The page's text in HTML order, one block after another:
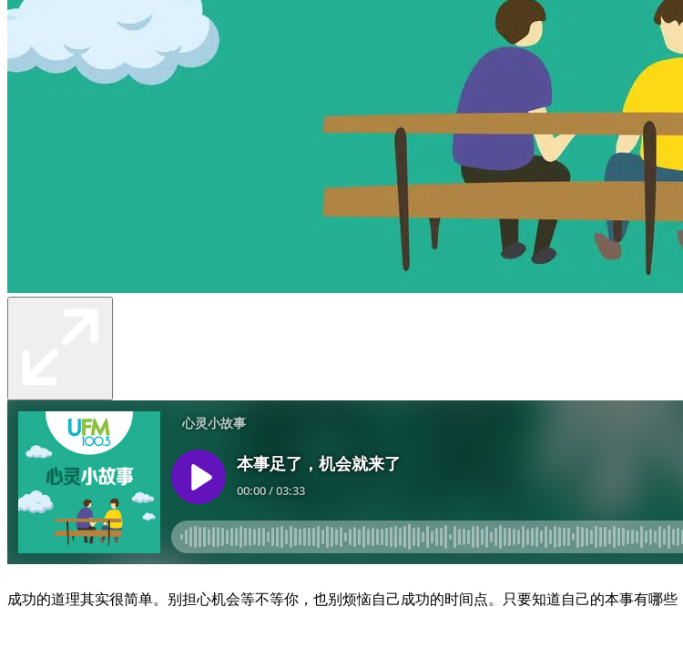
成功的道理其实很简单。别担心机会等不等你，也别烦恼自己成功的时间点。只要知道自己的本事有哪